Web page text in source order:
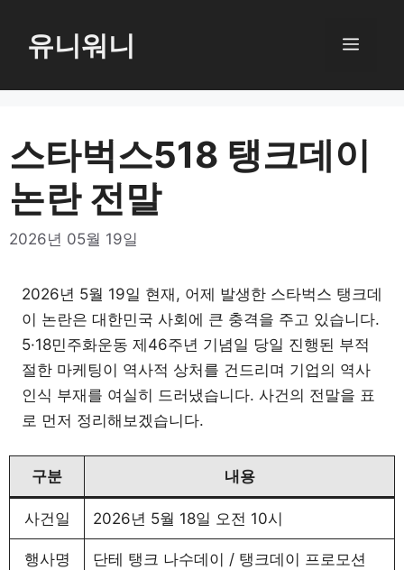
로
뛰
유니워니 메
스타벅스518 탱크데이
논란 전말
2026년 05월 19일
2026년 5월 19일 현재, 어제 발생한 스타벅스 탱크데
이 논란은 대한민국 사회에 큰 충격을 주고 있습니다.
5·18민주화운동 제46주년 기념일 당일 진행된 부적
절한 마케팅이 역사적 상처를 건드리며 기업의 역사
인식 부재를 여실히 드러냈습니다. 사건의 전말을 표
로 먼저 정리해보겠습니다.
구분 내용
사건일 2026년 5월 18일 오전 10시
행사명 단테 탱크 나수데이 / 탱크데이 프로모션